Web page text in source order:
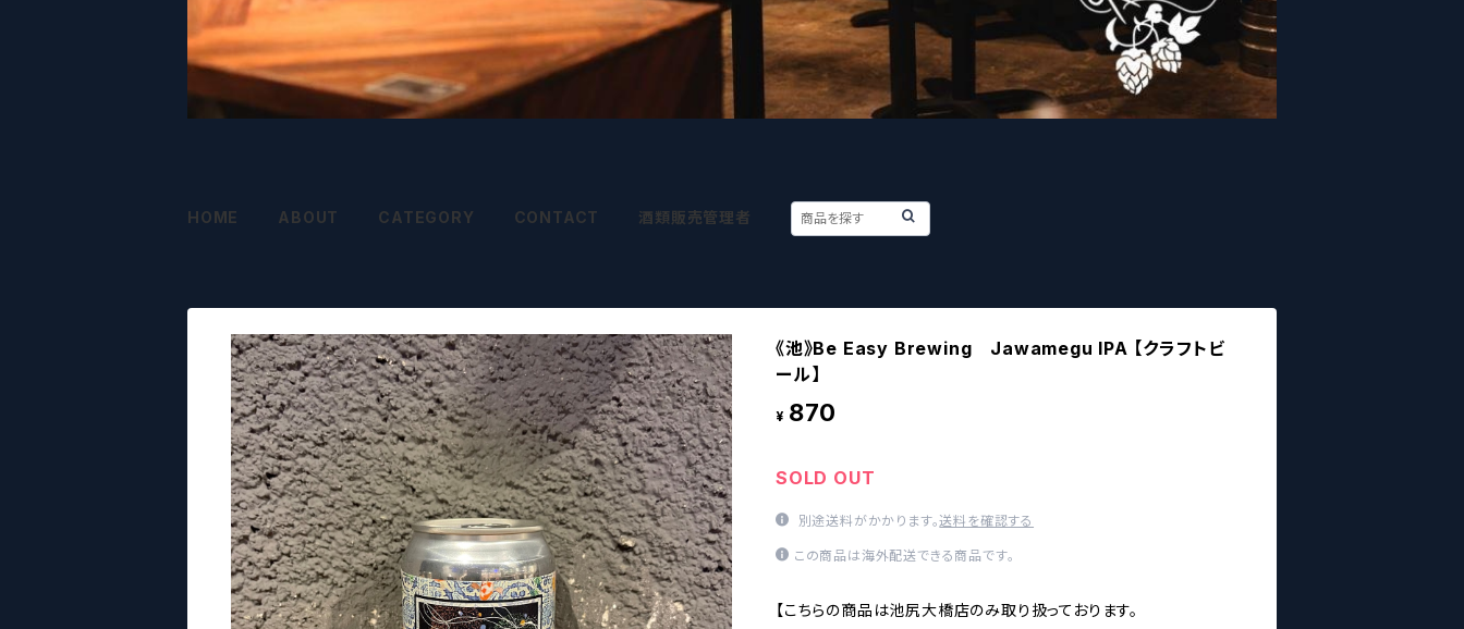
HOME ABOUT CATEGORY CONTACT 酒類販売管理者
《池》Be Easy Brewing Jawamegu IPA 【クラフトビ
ール】
¥ 870
SOLD OUT
別途送料がかかります。送料を確認する
この商品は海外配送できる商品です。
【こちらの商品は池尻大橋店のみ取り扱っております。